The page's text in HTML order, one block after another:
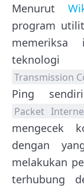
Menurut
program
memeriksa
teknologi
Transmission
Ping
Packet
mengecek
dengan
melakukan
terhubung